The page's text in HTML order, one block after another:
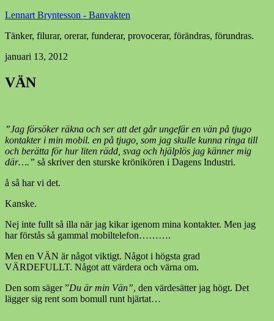
Lennart Bryntesson - Banvakten
Tänker, filurar, orerar, funderar, provocerar, förändras, förundras.
januari 13, 2012
VÄN
”Jag försöker räkna och ser att det går ungefär en vän på tjugo
kontakter i min mobil. en på tjugo, som jag skulle kunna ringa till
och berätta för hur liten rädd, svag och hjälplös jag känner mig
där….” så skriver den sturske krönikören i Dagens Industri.
å så har vi det.
Kanske.
Nej inte fullt så illa när jag kikar igenom mina kontakter. Men jag
har förstås så gammal mobiltelefon……….
Men en VÄN är något viktigt. Något i högsta grad
VÄRDEFULLT. Något att värdera och värna om.
Den som säger ”Du är min Vän”, den värdesätter jag högt. Det
lägger sig rent som bomull runt hjärtat…